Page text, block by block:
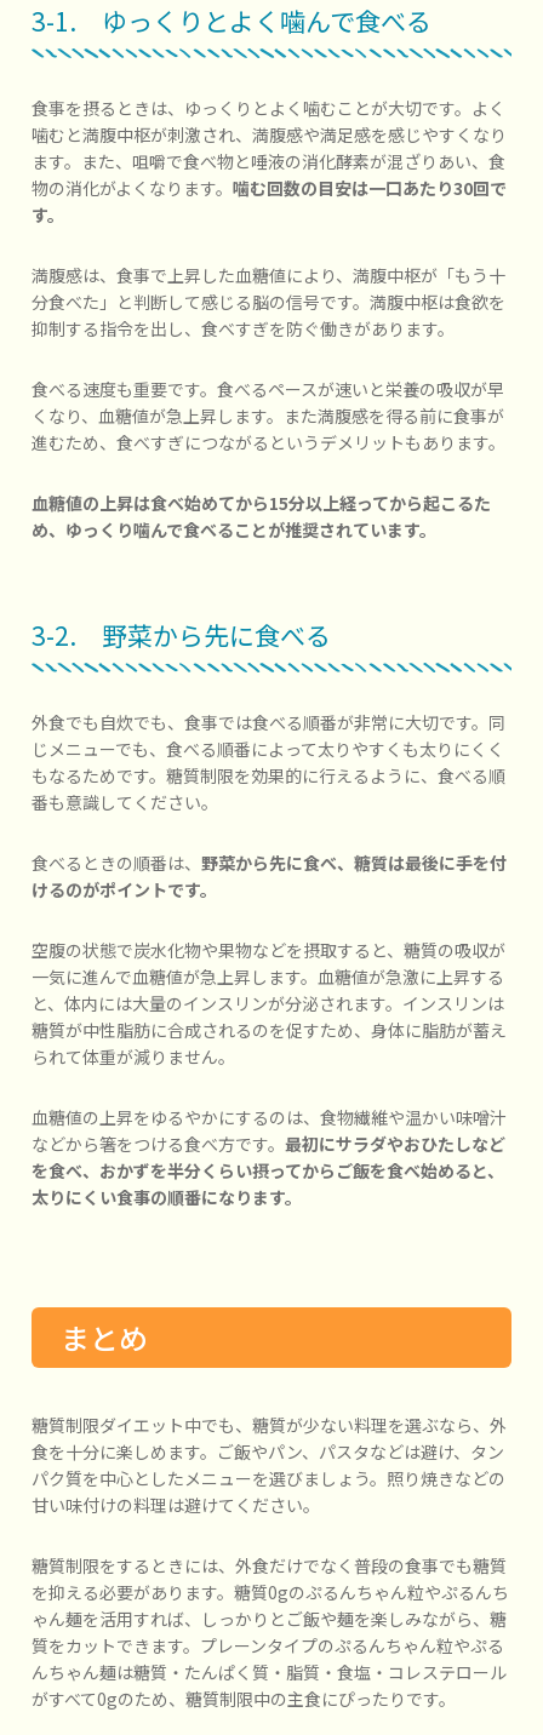
3-1. ゆっくりとよく噛んで食べる
食事を摂るときは、ゆっくりとよく噛むことが大切です。よく
噛むと満腹中枢が刺激され、満腹感や満足感を感じやすくなり
ます。また、咀嚼で食べ物と唾液の消化酵素が混ざりあい、食
物の消化がよくなります。噛む回数の目安は一口あたり30回で
す。
満腹感は、食事で上昇した血糖値により、満腹中枢が「もう十
分食べた」と判断して感じる脳の信号です。満腹中枢は食欲を
抑制する指令を出し、食べすぎを防ぐ働きがあります。
食べる速度も重要です。食べるペースが速いと栄養の吸収が早
くなり、血糖値が急上昇します。また満腹感を得る前に食事が
進むため、食べすぎにつながるというデメリットもあります。
血糖値の上昇は食べ始めてから15分以上経ってから起こるた
め、ゆっくり噛んで食べることが推奨されています。
3-2. 野菜から先に食べる
外食でも自炊でも、食事では食べる順番が非常に大切です。同
じメニューでも、食べる順番によって太りやすくも太りにくく
もなるためです。糖質制限を効果的に行えるように、食べる順
番も意識してください。
食べるときの順番は、 野菜から先に食べ、糖質は最後に手を付
けるのがポイントです。
空腹の状態で炭水化物や果物などを摂取すると、糖質の吸収が
一気に進んで血糖値が急上昇します。血糖値が急激に上昇する
と、体内には大量のインスリンが分泌されます。インスリンは
糖質が中性脂肪に合成されるのを促すため、身体に脂肪が蓄え
られて体重が減りません。
血糖値の上昇をゆるやかにするのは、食物繊維や温かい味噌汁
などから箸をつける食べ方です。最初にサラダやおひたしなど
を食べ、おかずを半分くらい摂ってからご飯を食べ始めると、
太りにくい食事の順番になります。
まとめ
糖質制限ダイエット中でも、糖質が少ない料理を選ぶなら、外
食を十分に楽しめます。ご飯やパン、パスタなどは避け、タン
パク質を中心としたメニューを選びましょう。照り焼きなどの
甘い味付けの料理は避けてください。
糖質制限をするときには、外食だけでなく普段の食事でも糖質
を抑える必要があります。糖質0gのぷるんちゃん粒やぷるんち
ゃん麺を活用すれば、しっかりとご飯や麺を楽しみながら、糖
質をカットできます。プレーンタイプのぷるんちゃん粒やぷる
んちゃん麺は糖質・たんぱく質・脂質・食塩・コレステロール
がすべて0gのため、糖質制限中の主食にぴったりです。